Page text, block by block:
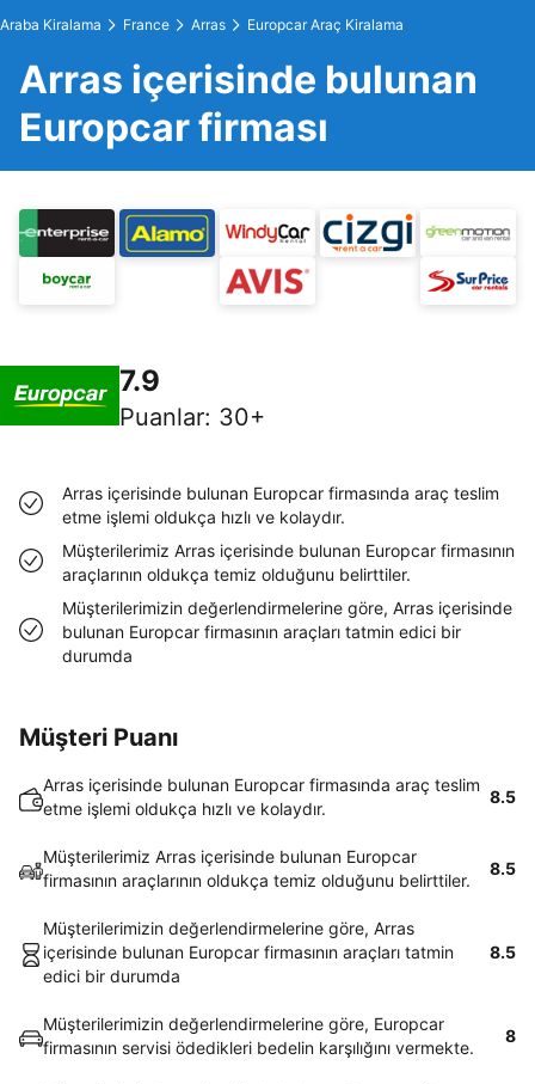
Araba Kiralama France Arras Europcar Araç Kiralama
Arras içerisinde bulunan
Europcar firması
7.9
Puanlar: 30+
Arras içerisinde bulunan Europcar firmasında araç teslim
etme işlemi oldukça hızlı ve kolaydır.
Müşterilerimiz Arras içerisinde bulunan Europcar firmasının
araçlarının oldukça temiz olduğunu belirttiler.
Müşterilerimizin değerlendirmelerine göre, Arras içerisinde
bulunan Europcar firmasının araçları tatmin edici bir
durumda
Müşteri Puanı
Arras içerisinde bulunan Europcar firmasında araç teslim
etme işlemi oldukça hızlı ve kolaydır.
8.5
Müşterilerimiz Arras içerisinde bulunan Europcar
firmasının araçlarının oldukça temiz olduğunu belirttiler.
8.5
Müşterilerimizin değerlendirmelerine göre, Arras
içerisinde bulunan Europcar firmasının araçları tatmin
edici bir durumda
8.5
Müşterilerimizin değerlendirmelerine göre, Europcar
firmasının servisi ödedikleri bedelin karşılığını vermekte.
8